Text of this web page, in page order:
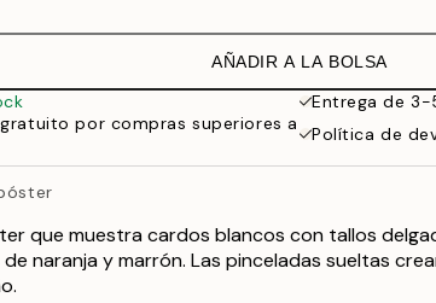
100x150 cm
AÑADIR A LA BOLSA
Entrega de 3-
por compras superiores a
Política de
que muestra cardos blancos con tallos
naranja y marrón. Las pinceladas sueltas